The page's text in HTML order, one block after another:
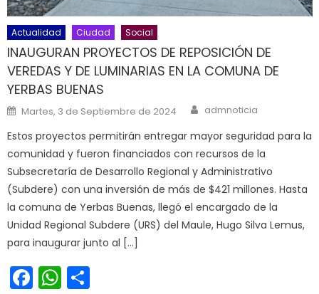
Actualidad Ciudad Social
INAUGURAN PROYECTOS DE REPOSICIÓN DE
VEREDAS Y DE LUMINARIAS EN LA COMUNA DE
YERBAS BUENAS
Posted on
Martes, 3 de Septiembre de 2024 Author
admnoticia
Estos proyectos permitirán entregar mayor seguridad para la
comunidad y fueron financiados con recursos de la
Subsecretaría de Desarrollo Regional y Administrativo
(Subdere) con una inversión de más de $421 millones. Hasta
la comuna de Yerbas Buenas, llegó el encargado de la
Unidad Regional Subdere (URS) del Maule, Hugo Silva Lemus,
para inaugurar junto al […]
Facebook
WhatsApp